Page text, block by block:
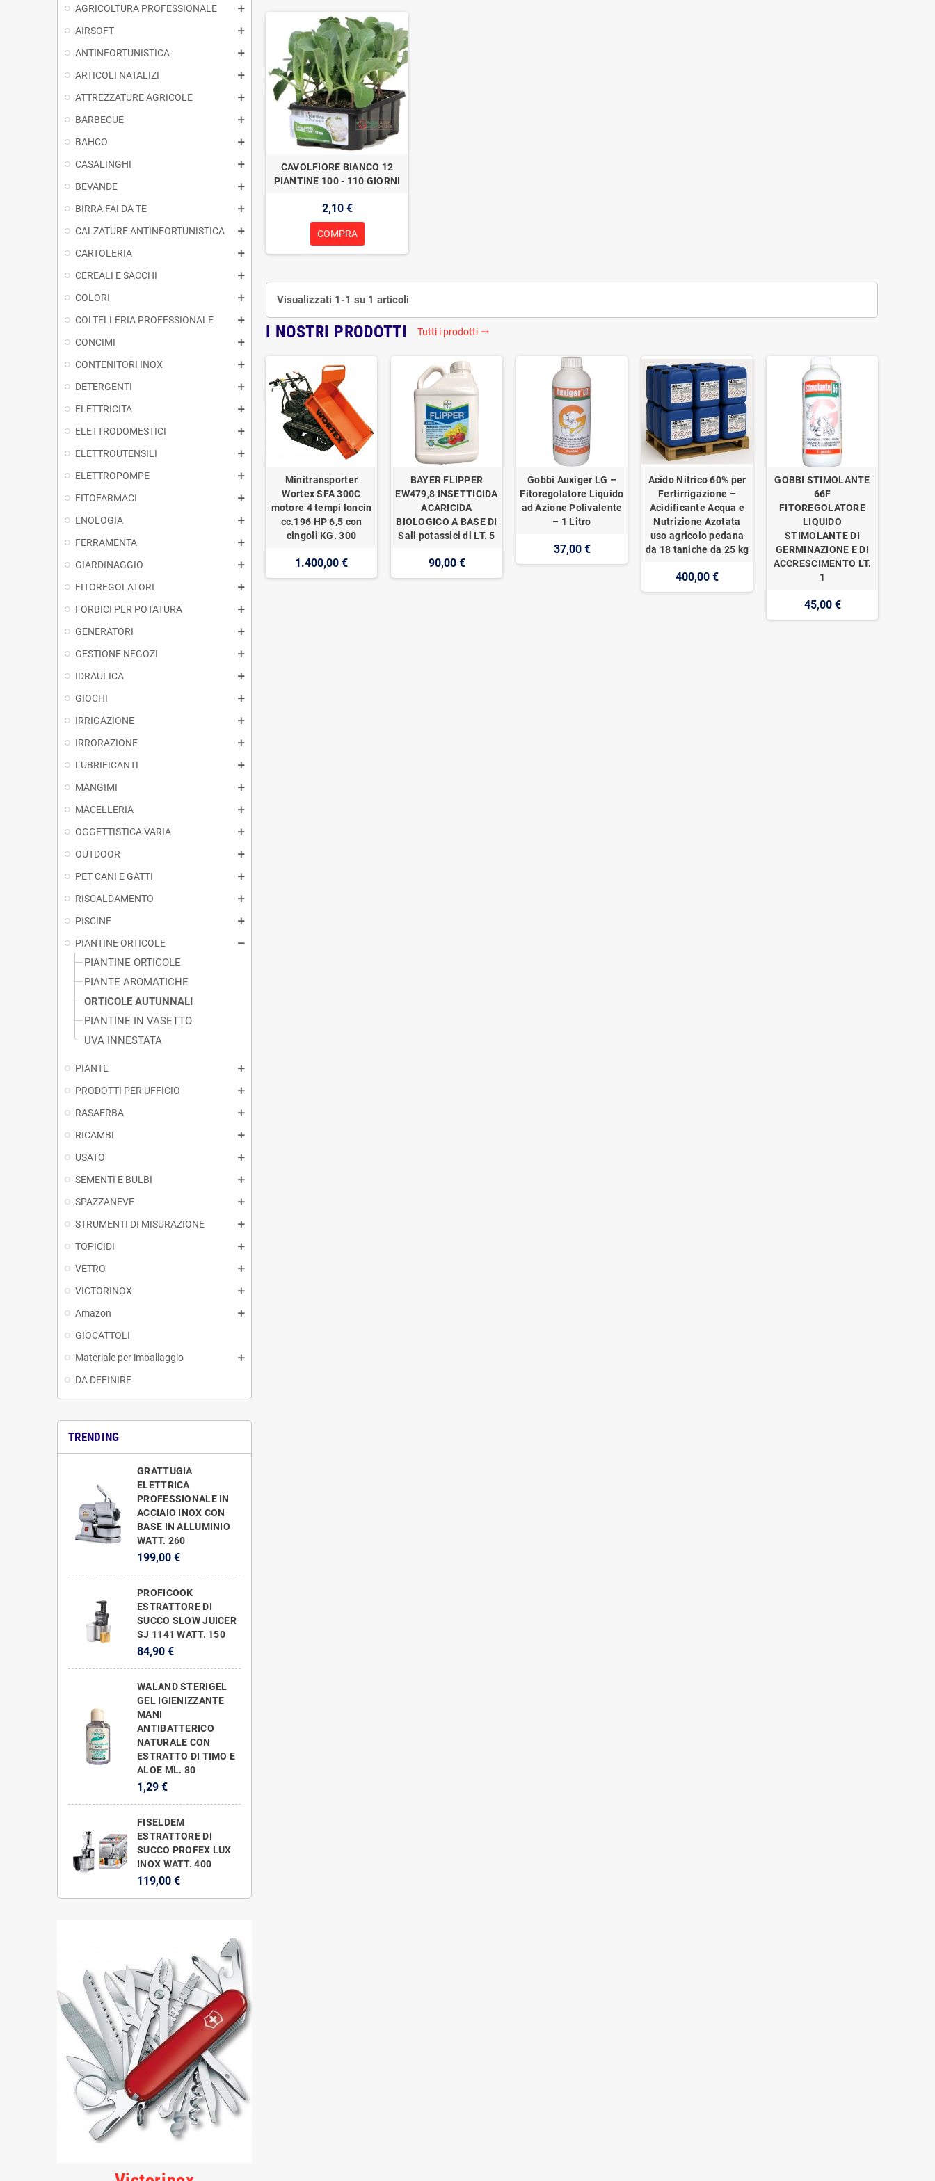
AGRICOLTURA PROFESSIONALE
AIRSOFT
ANTINFORTUNISTICA
ARTICOLI NATALIZI
ATTREZZATURE AGRICOLE
BARBECUE
BAHCO
CASALINGHI
BEVANDE
BIRRA FAI DA TE
CALZATURE ANTINFORTUNISTICA
CARTOLERIA
CEREALI E SACCHI
COLORI
COLTELLERIA PROFESSIONALE
CONCIMI
CONTENITORI INOX
DETERGENTI
ELETTRICITA
ELETTRODOMESTICI
ELETTROUTENSILI
ELETTROPOMPE
FITOFARMACI
ENOLOGIA
FERRAMENTA
GIARDINAGGIO
FITOREGOLATORI
FORBICI PER POTATURA
GENERATORI
GESTIONE NEGOZI
IDRAULICA
GIOCHI
IRRIGAZIONE
IRRORAZIONE
LUBRIFICANTI
MANGIMI
MACELLERIA
OGGETTISTICA VARIA
OUTDOOR
PET CANI E GATTI
RISCALDAMENTO
PISCINE
PIANTINE ORTICOLE
PIANTINE ORTICOLE
PIANTE AROMATICHE
ORTICOLE AUTUNNALI
PIANTINE IN VASETTO
UVA INNESTATA
PIANTE
PRODOTTI PER UFFICIO
RASAERBA
RICAMBI
USATO
SEMENTI E BULBI
SPAZZANEVE
STRUMENTI DI MISURAZIONE
TOPICIDI
VETRO
VICTORINOX
Amazon
GIOCATTOLI
Materiale per imballaggio
DA DEFINIRE
TRENDING
GRATTUGIA
ELETTRICA
PROFESSIONALE IN
ACCIAIO INOX CON
BASE IN ALLUMINIO
WATT. 260
199,00 €
PROFICOOK
ESTRATTORE DI
SUCCO SLOW JUICER
SJ 1141 WATT. 150
84,90 €
WALAND STERIGEL
GEL IGIENIZZANTE
MANI
ANTIBATTERICO
NATURALE CON
ESTRATTO DI TIMO E
ALOE ML. 80
1,29 €
FISELDEM
ESTRATTORE DI
SUCCO PROFEX LUX
INOX WATT. 400
119,00 €
CAVOLFIORE BIANCO 12
PIANTINE 100 - 110 GIORNI
2,10 €
COMPRA
Visualizzati 1-1 su 1 articoli
I NOSTRI PRODOTTI Tutti i prodotti trending_flat
Minitransporter
Wortex SFA 300C
motore 4 tempi loncin
cc.196 HP 6,5 con
cingoli KG. 300
1.400,00 €
BAYER FLIPPER
EW479,8 INSETTICIDA
ACARICIDA
BIOLOGICO A BASE DI
Sali potassici di LT. 5
90,00 €
Gobbi Auxiger LG –
Fitoregolatore Liquido
ad Azione Polivalente
– 1 Litro
37,00 €
Acido Nitrico 60% per
Fertirrigazione –
Acidificante Acqua e
Nutrizione Azotata
uso agricolo pedana
da 18 taniche da 25 kg
400,00 €
GOBBI STIMOLANTE
66F
FITOREGOLATORE
LIQUIDO
STIMOLANTE DI
GERMINAZIONE E DI
ACCRESCIMENTO LT.
1
45,00 €